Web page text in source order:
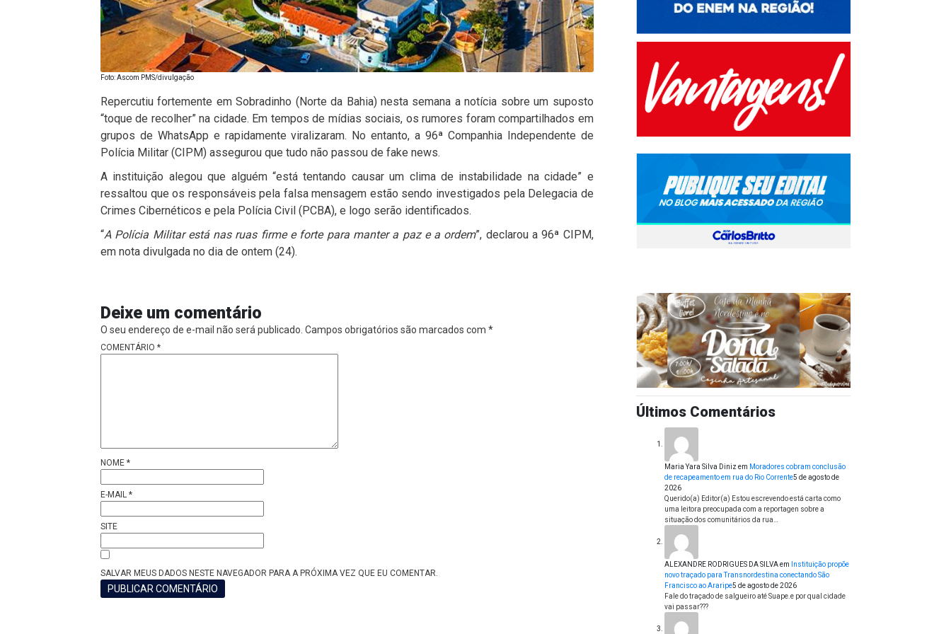
Foto: Ascom PMS/divulgação
Repercutiu fortemente em Sobradinho (Norte da Bahia) nesta semana a notícia sobre um suposto
“toque de recolher” na cidade. Em tempos de mídias sociais, os rumores foram compartilhados em
grupos de WhatsApp e rapidamente viralizaram. No entanto, a 96ª Companhia Independente de
Polícia Militar (CIPM) assegurou que tudo não passou de fake news.
A instituição alegou que alguém “está tentando causar um clima de instabilidade na cidade” e
ressaltou que os responsáveis pela falsa mensagem estão sendo investigados pela Delegacia de
Crimes Cibernéticos e pela Polícia Civil (PCBA), e logo serão identificados.
“A Polícia Militar está nas ruas firme e forte para manter a paz e a ordem”, declarou a 96ª CIPM,
em nota divulgada no dia de ontem (24).
Deixe um comentário
O seu endereço de e-mail não será publicado. Campos obrigatórios são marcados com *
COMENTÁRIO *
NOME *
E-MAIL *
SITE
SALVAR MEUS DADOS NESTE NAVEGADOR PARA A PRÓXIMA VEZ QUE EU COMENTAR.
Últimos Comentários
Maria Yara Silva Diniz em Moradores cobram conclusão
de recapeamento em rua do Rio Corrente5 de agosto de
2026
Querido(a) Editor(a) Estou escrevendo está carta como
uma leitora preocupada com a reportagen sobre a
situação dos comunitários da rua…
ALEXANDRE RODRIGUES DA SILVAem
Instituição propõe
novo traçado para Transnordestina conectando São
Francisco ao Araripe5 de agosto de 2026
Fale do traçado de salgueiro até Suape.e por qual cidade
vai passar???